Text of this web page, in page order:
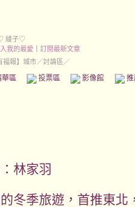
綾子♡
我的最愛
訂閱最新文章
福報】城市／討論區／
區 投票區 影像館
林家羽
冬季旅遊，首推東北